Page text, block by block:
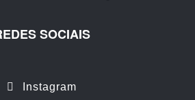
SOCIAIS
Instagram